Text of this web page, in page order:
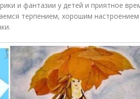
и фантазии у детей и приятное
терпением, хорошим